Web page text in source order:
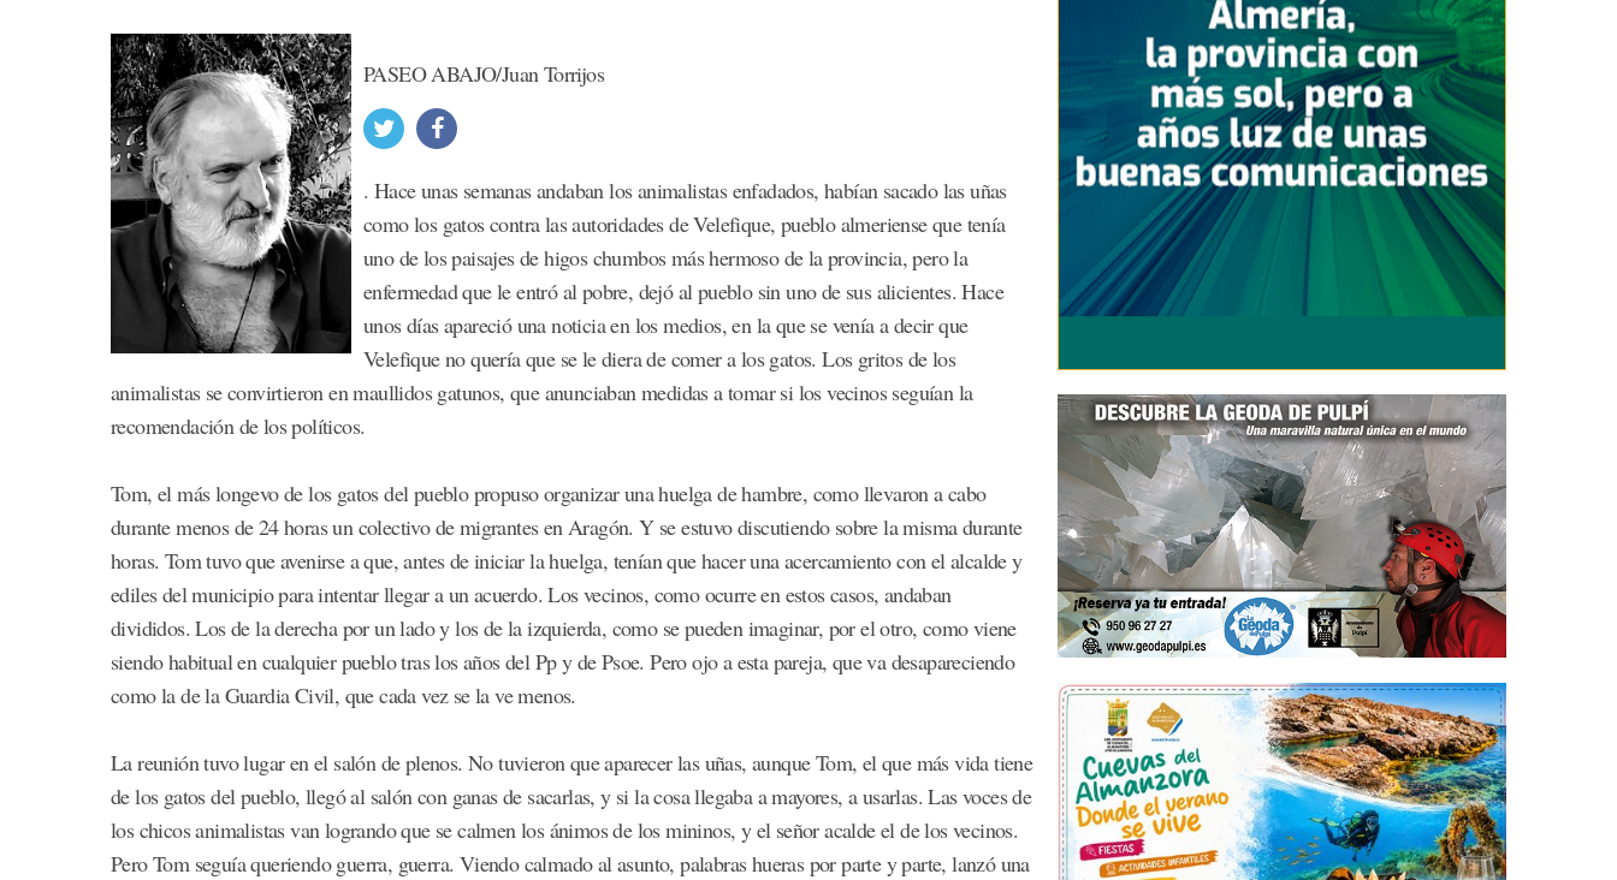
PASEO ABAJO/Juan Torrijos
. Hace unas semanas andaban los animalistas enfadados, habían sacado las uñas
como los gatos contra las autoridades de Velefique, pueblo almeriense que tenía
uno de los paisajes de higos chumbos más hermoso de la provincia, pero la
enfermedad que le entró al pobre, dejó al pueblo sin uno de sus alicientes. Hace
unos días apareció una noticia en los medios, en la que se venía a decir que
Velefique no quería que se le diera de comer a los gatos. Los gritos de los
animalistas se convirtieron en maullidos gatunos, que anunciaban medidas a tomar si los vecinos seguían la
recomendación de los políticos.
Tom, el más longevo de los gatos del pueblo propuso organizar una huelga de hambre, como llevaron a cabo
durante menos de 24 horas un colectivo de migrantes en Aragón. Y se estuvo discutiendo sobre la misma durante
horas. Tom tuvo que avenirse a que, antes de iniciar la huelga, tenían que hacer una acercamiento con el alcalde y
ediles del municipio para intentar llegar a un acuerdo. Los vecinos, como ocurre en estos casos, andaban
divididos. Los de la derecha por un lado y los de la izquierda, como se pueden imaginar, por el otro, como viene
siendo habitual en cualquier pueblo tras los años del Pp y de Psoe. Pero ojo a esta pareja, que va desapareciendo
como la de la Guardia Civil, que cada vez se la ve menos.
La reunión tuvo lugar en el salón de plenos. No tuvieron que aparecer las uñas, aunque Tom, el que más vida tiene
de los gatos del pueblo, llegó al salón con ganas de sacarlas, y si la cosa llegaba a mayores, a usarlas. Las voces de
los chicos animalistas van logrando que se calmen los ánimos de los mininos, y el señor acalde el de los vecinos.
Pero Tom seguía queriendo guerra, guerra. Viendo calmado al asunto, palabras hueras por parte y parte, lanzó una